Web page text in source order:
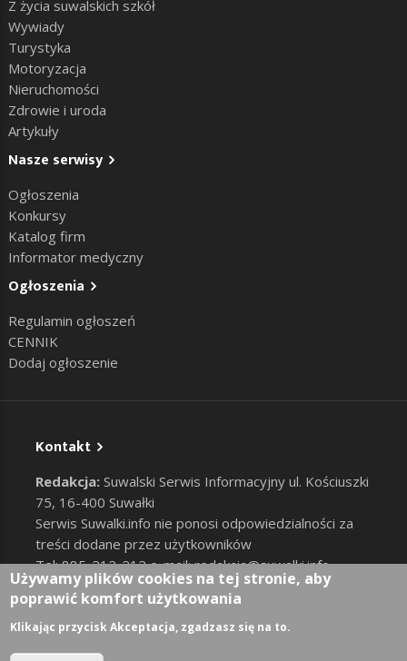
Z życia suwalskich szkół
Wywiady
Turystyka
Motoryzacja
Nieruchomości
Zdrowie i uroda
Artykuły
Nasze serwisy
Ogłoszenia
Konkursy
Katalog firm
Informator medyczny
Ogłoszenia
Regulamin ogłoszeń
CENNIK
Dodaj ogłoszenie
Kontakt
Redakcja: Suwalski Serwis Informacyjny ul. Kościuszki
75, 16-400 Suwałki
Serwis Suwalki.info nie ponosi odpowiedzialności za
treści dodane przez użytkowników
Tel: 885-212-212 e-mail:redakcja@suwalki.info,
reklama@suwalki.info
RODO |Cookies
User account menu
Zaloguj
Używamy plików cookies na tej stronie, aby
poprawić komfort użytkowania
Klikając przycisk Akceptacja, zgadzasz się na to.